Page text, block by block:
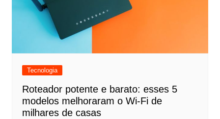
Tecnologia
Roteador potente e barato: esses 5
modelos melhoraram o Wi-Fi de
milhares de casas